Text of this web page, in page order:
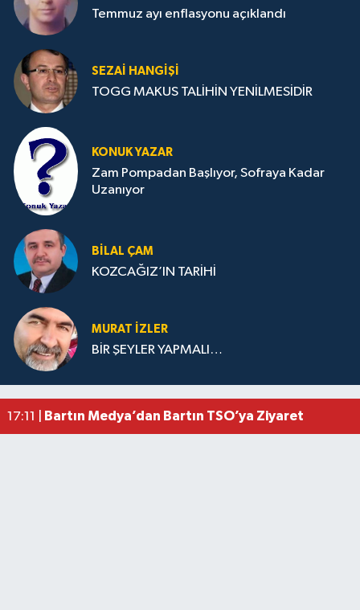
Temmuz ayı enflasyonu açıklandı
SEZAI HANGİŞİ
TOGG MAKUS TALİHİN YENİLMESİDİR
KONUK YAZAR
Zam Pompadan Başlıyor, Sofraya Kadar
Uzanıyor
BILAL ÇAM
KOZCAĞIZ’IN TARİHİ
MURAT İZLER
BİR ŞEYLER YAPMALI…
15:17 |Vali Yardımcısına Çarpmak Pahalıya Patladı
09:08 |Bartın ANALİG Bocce Türkiye Şampiyonu Oldu
17:11 |
Bartın Medya’dan Bartın TSO’ya Ziyaret